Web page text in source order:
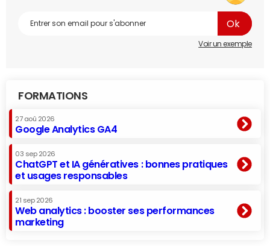
Voir un exemple
FORMATIONS
27 aoû 2026
Google Analytics GA4
03 sep 2026
ChatGPT et IA génératives : bonnes pratiques
et usages responsables
21 sep 2026
Web analytics : booster ses performances
marketing